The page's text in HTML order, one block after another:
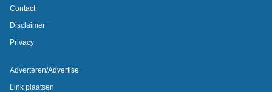
Contact
Disclaimer
Privacy
Adverteren/Advertise
Link plaatsen